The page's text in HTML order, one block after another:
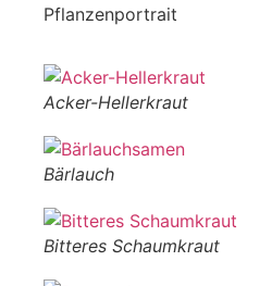
Pflanzenportrait
Acker-Hellerkraut
Bärlauch
Bitteres Schaumkraut